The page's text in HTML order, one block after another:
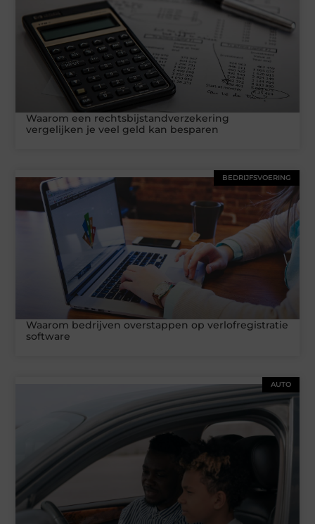
Waarom een rechtsbijstandverzekering
vergelijken je veel geld kan besparen
BEDRIJFSVOERING
Waarom bedrijven overstappen op verlofregistratie
software
AUTO